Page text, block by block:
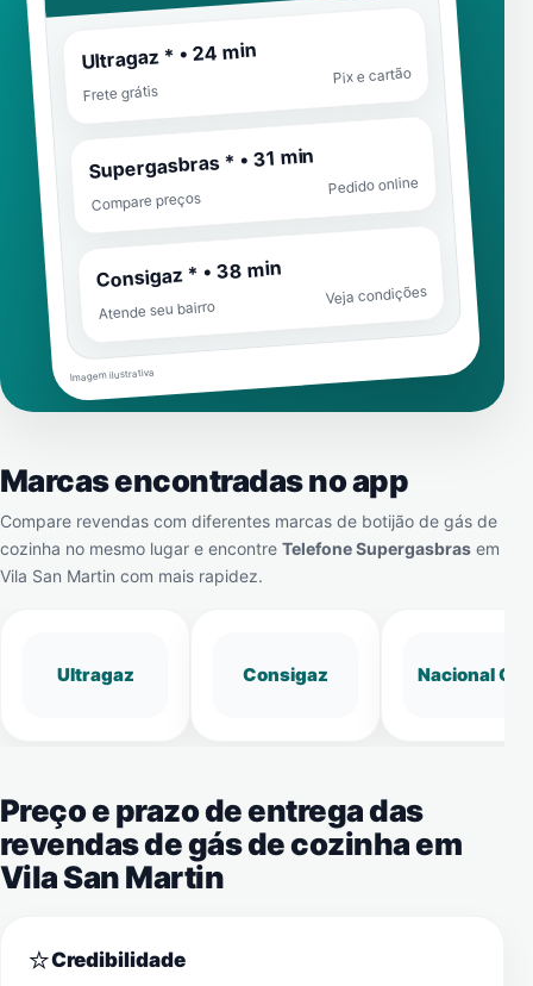
Ultragaz * • 24 min
Frete grátis
Pix e cartão
Supergasbras * • 31 min
Compare preços
Pedido online
Consigaz * • 38 min
Atende seu bairro
Veja condições
Imagem ilustrativa
Marcas encontradas no app
Compare revendas com diferentes marcas de botijão de gás de
cozinha no mesmo lugar e encontre Telefone Supergasbras em
Vila San Martin com mais rapidez.
Ultragaz Consigaz Nacional Gás
Preço e prazo de entrega das
revendas de gás de cozinha em
Vila San Martin
⭐Credibilidade